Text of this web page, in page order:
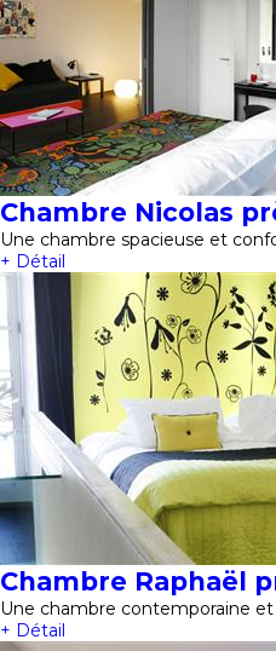
Chambre Nicolas
Une chambre spacieuse et
+ Détail
Chambre Raphaël
Une chambre contemporaine et
+ Détail